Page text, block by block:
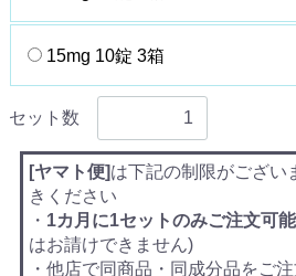
15mg 10錠 3箱
セット数
[ヤマト便]は下記の制限がござい
きください
・ 1カ月に1セットのみご注文可能
はお請けできません)
・他店で同商品・同成分品をご